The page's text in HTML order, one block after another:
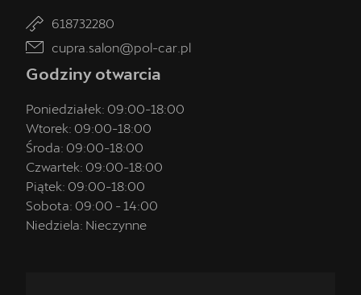
618732280
cupra.salon@pol-car.pl
Godziny otwarcia
Poniedziałek: 09:00-18:00
Wtorek: 09:00-18:00
Środa: 09:00-18:00
Czwartek: 09:00-18:00
Piątek: 09:00-18:00
Sobota: 09:00 - 14:00
Niedziela: Nieczynne